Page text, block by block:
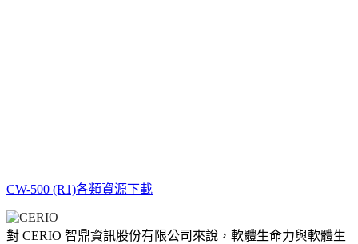
CW-500 (R1)各類資源下載
對 CERIO 智鼎資訊股份有限公司來說，軟體生命力與軟體生